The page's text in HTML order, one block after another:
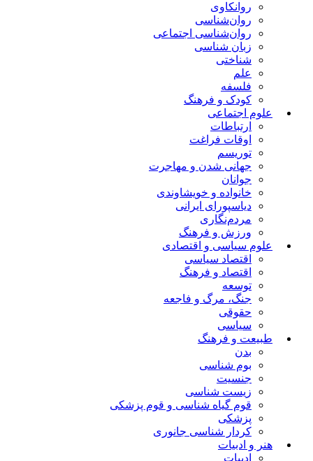
روانکاوی
روان‌شناسی
روان‌شناسی اجتماعی
زبان شناسی
شناختی
علم
فلسفه
کودک و فرهنگ
علوم اجتماعی
ارتباطات
اوقات فراغت
توریسم
جهانی شدن و مهاجرت
جوانان
خانواده و خویشاوندی
دیاسپورای ایرانی
مردم‌نگاری
ورزش و فرهنگ
علوم سیاسی و اقتصادی
اقتصاد سیاسی
اقتصاد و فرهنگ
توسعه
جنگ، مرگ و فاجعه
حقوقی
سیاسی
طبیعت و فرهنگ
بدن
بوم شناسی
جنسیت
زیست شناسی
قوم گیاه شناسی و قوم پزشکی
پزشکی
کردار شناسی جانوری
هنر و ادبیات
ادبیات